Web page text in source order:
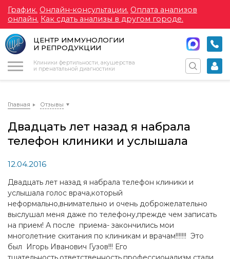
График. Онлайн-консультации. Оплата анализов
онлайн. Как сдать анализы в другом городе.
ЦЕНТР ИММУНОЛОГИИ
И РЕПРОДУКЦИИ
Клиники фертильности, акушерства
и пренатальной диагностики
Главная Отзывы
Двадцать лет назад я набрала
телефон клиники и услышала
12.04.2016
Двадцать лет назад я набрала телефон клиники и
услышала голос врача,который
неформально,внимательно и очень доброжелательно
выслушал меня даже по телефону,прежде чем записать
на прием! А после приема- закончились мои
многолетние скитания по клиникам и врачам!!!!!!! Это
был Игорь Иванович Гузов!!! Его